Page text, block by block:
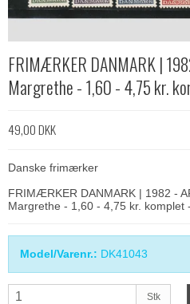
FRIMÆRKER DANMARK |
Margrethe - 1,60 - 4,75 kr.
49,00 DKK
Danske frimærker
FRIMÆRKER DANMARK | 1982 -
Margrethe - 1,60 - 4,75 kr. komplet
Model/Varenr.: DK41043
Stk